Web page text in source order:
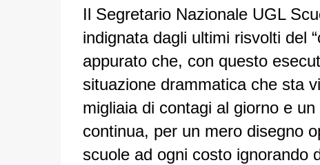
Il Segretario Nazionale UGL
indignata dagli ultimi risvolti del
appurato che, con questo
situazione drammatica che sta
migliaia di contagi al giorno e
continua, per un mero disegno
scuole ad ogni costo ignorando